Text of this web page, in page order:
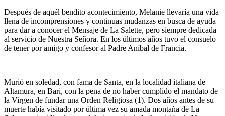
Después de aquél bendito acontecimiento, Melanie llevaría una vida
llena de incomprensiones y continuas mudanzas en busca de ayuda
para dar a conocer el Mensaje de La Salette, pero siempre dedicada
al servicio de Nuestra Señora. En los últimos años tuvo el consuelo
de tener por amigo y confesor al Padre Aníbal de Francia.
Murió en soledad, con fama de Santa, en la localidad italiana de
Altamura, en Bari, con la pena de no haber cumplido el mandato de
la Virgen de fundar una Orden Religiosa (1). Dos años antes de su
muerte había visitado por última vez su amada montaña de La